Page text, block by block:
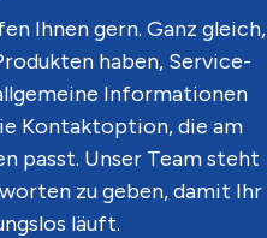
Ihnen gern. Ganz gleich,
haben, Service-
Informationen
Kontaktoption, die am
passt. Unser Team steht
zu geben, damit Ihr
läuft.